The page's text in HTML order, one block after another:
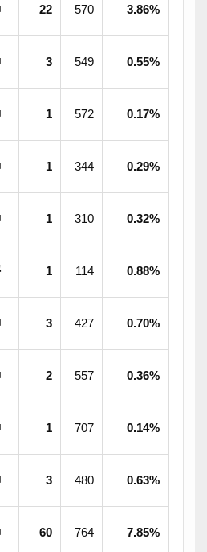
22 570 3.86%
3 549 0.55%
1 572 0.17%
1 344 0.29%
1 310 0.32%
1 114 0.88%
3 427 0.70%
2 557 0.36%
1 707 0.14%
3 480 0.63%
60 764 7.85%